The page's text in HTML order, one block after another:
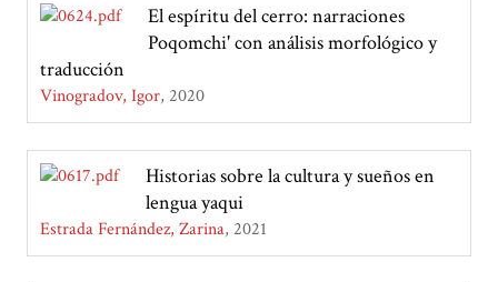
El espíritu del cerro: narraciones
Poqomchi' con análisis morfológico y
traducción
Vinogradov, Igor 2020
Historias sobre la cultura y sueños en
lengua yaqui
Estrada Fernández, Zarina 2021